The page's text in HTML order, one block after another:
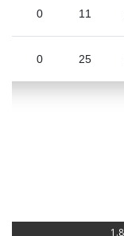
11
0
25
0